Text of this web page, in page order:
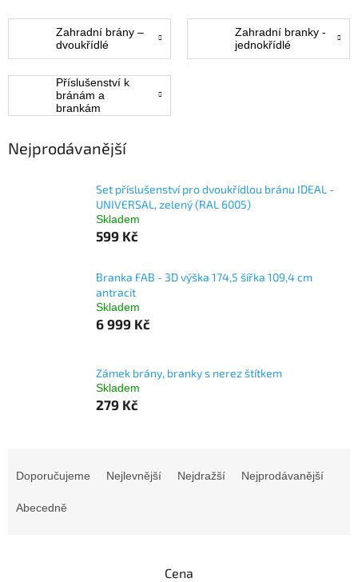
Zahradní brány –
dvoukřídlé
Zahradní branky -
jednokřídlé
Příslušenství k
bránám a
brankám
Nejprodávanější
Set příslušenství pro dvoukřídlou bránu IDEAL -
UNIVERSAL, zelený (RAL 6005)
Skladem
599 Kč
Branka FAB - 3D výška 174,5 šířka 109,4 cm
antracit
Skladem
6 999 Kč
Zámek brány, branky s nerez štítkem
Skladem
279 Kč
Doporučujeme Nejlevnější Nejdražší Nejprodávanější
Abecedně
Cena